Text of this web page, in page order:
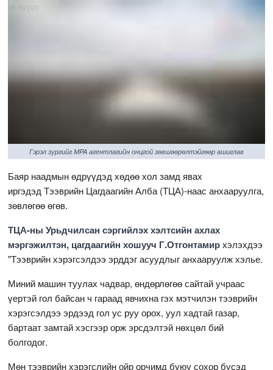
Гэрэл зургийг MPA агентлагийн онцгой зөвшөөрөлтэйгөөр ашиглав
Баяр наадмын өдрүүдэд хөдөө хол замд явах
иргэдэд Тээврийн Цагдаагийн Алба (ТЦА)-наас анхааруулга,
зөвлөгөө өгөв.
ТЦА-ны Урьдчилсан сэргийлэх хэлтсийн ахлах
мэргэжилтэн, цагдаагийн хошууч Г.Отгонтамирхэлэхдээ
"Тээврийн хэрэгсэлдээ эрддэг асуудлыг анхааруулж хэлье.
Миний машин туулах чадвар, өндөрлөгөө сайтай учраас
үертэй гол байсан ч гараад явчихна гэх мэтчилэн тээврийн
хэрэгсэлдээ эрдээд гол ус руу орох, уул хадтай газар,
бартаат замтай хэсгээр орж эрсдэлтэй нөхцөл бий
болгодог.
Мөн тээврийн хэрэгслийн ойр орчимд буюу сохор бүсэд